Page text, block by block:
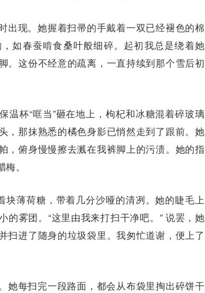
出现。她握着扫帚的手戴着一双已经褪色的棉
如春蚕啃食桑叶般细碎。起初我总是绕着她
。这份不经意的疏离，一直持续到那个雪后初
温杯“哐当”砸在地上，枸杞和冰糖混着碎玻璃
，那抹熟悉的橘色身影已悄然走到了跟前。她
，俯身慢慢擦去溅在我裤脚上的污渍。她的指
。
块薄荷糖，带着几分沙哑的清冽。她的睫毛上
雾团。“这里由我来打扫干净吧。” 说罢，她
扫进了随身的垃圾袋里。我匆忙道谢，便上了
她每扫完一段路面，都会从布袋里掏出碎饼干